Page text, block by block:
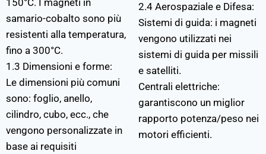
150°C. I magneti in
samario-cobalto sono più
resistenti alla temperatura,
fino a 300°C.
1.3 Dimensioni e forme:
Le dimensioni più comuni
sono: foglio, anello,
cilindro, cubo, ecc., che
vengono personalizzate in
base ai requisiti
2.4 Aerospaziale e Difesa:
Sistemi di guida: i magneti
vengono utilizzati nei
sistemi di guida per missili
e satelliti.
Centrali elettriche:
garantiscono un miglior
rapporto potenza/peso nei
motori efficienti.